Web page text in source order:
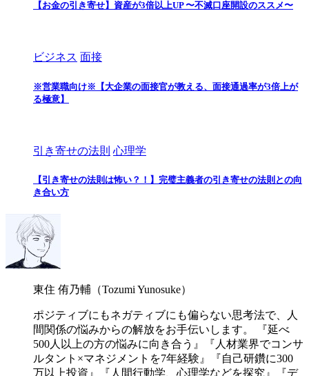
【お金の引き寄せ】資産が3倍以上UP 〜不滅口座開設のススメ〜
ビジネス 面接
※営業職向け※【大企業の面接官が教える、面接通過率が3倍上が
る極意】
引き寄せの法則 心理学
【引き寄せの法則は怖い？！】完璧主義者の引き寄せの法則との向
き合い方
東住 侑乃輔（Tozumi Yunosuke）
ポジティブにもネガティブにも偏らない思考法で、人
間関係の悩みからの解放をお手伝いします。 『延べ
500人以上の方の悩みに向き合う』『人材業界でコンサ
ルタント×マネジメントを7年経験』『自己研鑽に300
万以上投資』『人間行動学、心理学などを探究』『デ